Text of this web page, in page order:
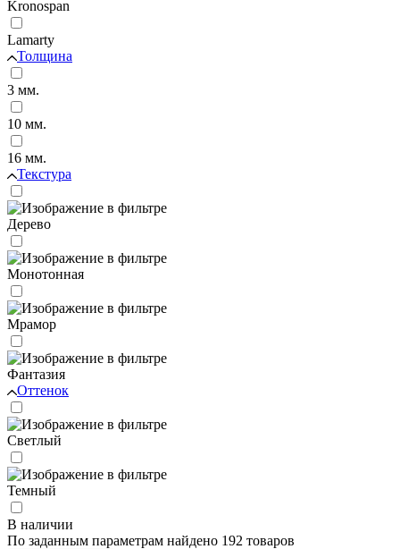
Kronospan
Lamarty
Толщина
3 мм.
10 мм.
16 мм.
Текстура
Дерево
Монотонная
Мрамор
Фантазия
Оттенок
Светлый
Темный
В наличии
По заданным параметрам найдено 192 товаров